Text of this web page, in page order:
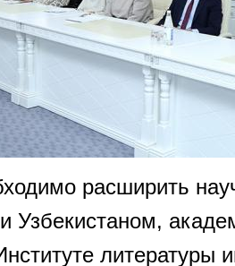
расширить
Узбекистаном,
литературы